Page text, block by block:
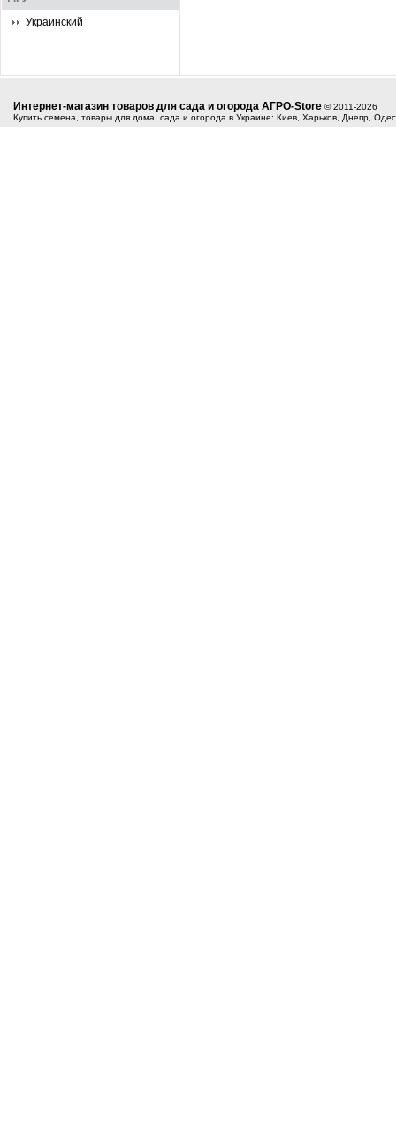
Украинский
Интернет-магазин товаров для сада и огорода АГРО-Store © 2011-2026
Купить семена, товары для дома, сада и огорода в Украине: Киев, Харьков, Днепр,